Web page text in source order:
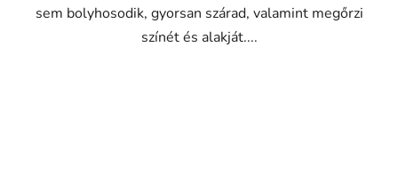
sem bolyhosodik, gyorsan szárad, valamint megőrzi
színét és alakját....